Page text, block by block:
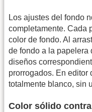
Los ajustes del fondo
completamente. Cada
color de fondo. Al
de fondo a la papelera
diseños
prorrogados. En editor
totalmente blanco, sin
Color sólido